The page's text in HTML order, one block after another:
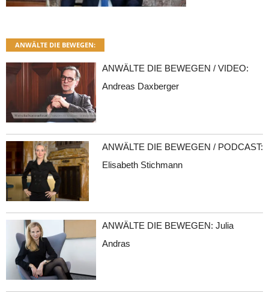
ANWÄLTE DIE BEWEGEN:
ANWÄLTE DIE BEWEGEN / VIDEO:
Andreas Daxberger
ANWÄLTE DIE BEWEGEN / PODCAST:
Elisabeth Stichmann
ANWÄLTE DIE BEWEGEN: Julia
Andras